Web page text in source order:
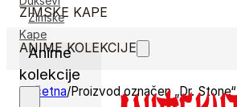
Zimske
Kape
Anime
kolekcije
ZIMSKE KAPE
ANIME KOLEKCIJE
Početna/Proizvod označen „Dr. Stone“